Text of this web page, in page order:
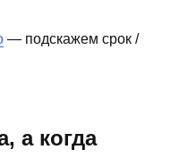
— подскажем срок /
а когда